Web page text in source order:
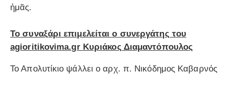
ἡμᾶς.
Το συναξάρι επιμελείται ο συνεργάτης του
agioritikovima.gr Κυριάκος Διαμαντόπουλος
Το Απολυτίκιο ψάλλει ο αρχ. π. Νικόδημος Καβαρνός